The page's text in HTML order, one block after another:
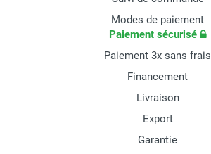
Modes de paiement
Paiement sécurisé
Paiement 3x sans frais
Financement
Livraison
Export
Garantie